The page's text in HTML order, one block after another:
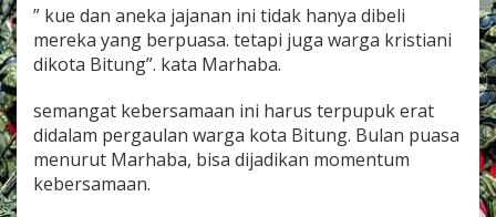
b
r
s
m
a
a
n
” kue dan aneka jajanan ini tidak hanya dibeli
mereka yang berpuasa. tetapi juga warga kristiani
dikota Bitung”. kata Marhaba.
semangat kebersamaan ini harus terpupuk erat
didalam pergaulan warga kota Bitung. Bulan puasa
menurut Marhaba, bisa dijadikan momentum
kebersamaan.